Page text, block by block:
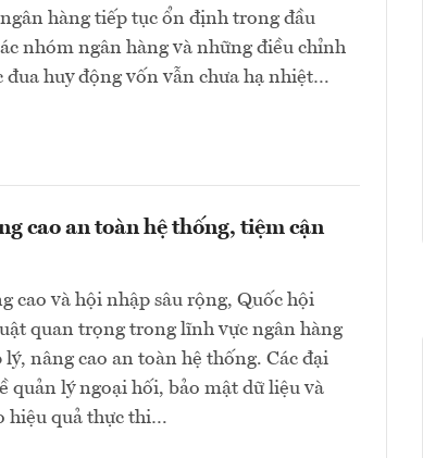
hàng tiếp tục ổn định trong đầu
nhóm ngân hàng và những điều chỉnh
đua huy động vốn vẫn chưa hạ nhiệt…
cao an toàn hệ thống, tiệm cận
cao và hội nhập sâu rộng, Quốc hội
quan trọng trong lĩnh vực ngân hàng
nâng cao an toàn hệ thống. Các đại
quản lý ngoại hối, bảo mật dữ liệu và
hiệu quả thực thi…